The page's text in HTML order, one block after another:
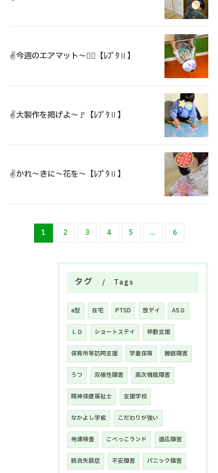
✌️今週のエアマット～🤸‍♀️【ﾚﾌﾟﾀⅡ】
✌️大製作を掲げよ～🚩【ﾚﾌﾟﾀⅡ】
✌️かれ～きに～花を～【ﾚﾌﾟﾀⅡ】
1 2 3 4 5 ... 6
タグ Tags
a型 在宅 PTSD 放デイ ASＤ
ＬＤ ショートステイ 移動支援
保育所等訪問支援 学童保育 睡眠障害
うつ 双極性障害 高次機能障害
精神保健福祉士 支援学校
なかよし学級 こだわりが強い
発達検査 こべっこランド 適応障害
統合失調症 不安障害 パニック障害